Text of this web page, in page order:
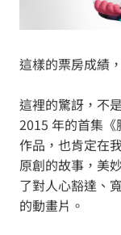
這樣的票房成績
這裡的驚訝，不
2015 年的首集
作品，也肯定在
原創的故事，美
了對人心豁達、
的動畫片。